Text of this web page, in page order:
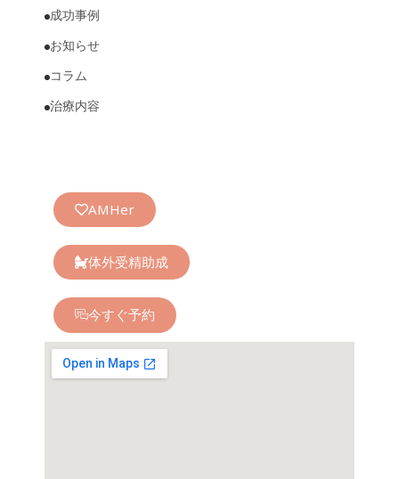
成功事例
お知らせ
コラム
治療内容
AMHer
体外受精助成
今すぐ予約